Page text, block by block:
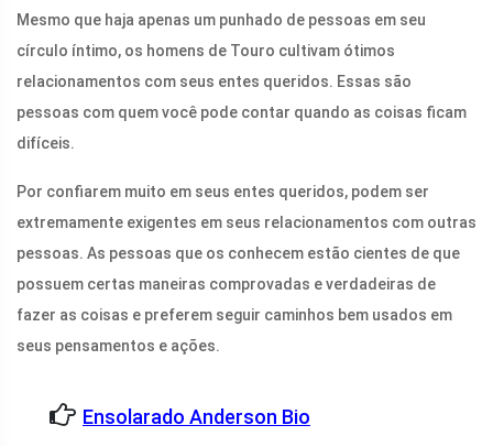
Mesmo que haja apenas um punhado de pessoas em seu
círculo íntimo, os homens de Touro cultivam ótimos
relacionamentos com seus entes queridos. Essas são
pessoas com quem você pode contar quando as coisas ficam
difíceis.
Por confiarem muito em seus entes queridos, podem ser
extremamente exigentes em seus relacionamentos com outras
pessoas. As pessoas que os conhecem estão cientes de que
possuem certas maneiras comprovadas e verdadeiras de
fazer as coisas e preferem seguir caminhos bem usados ​​em
seus pensamentos e ações.
Ensolarado Anderson Bio